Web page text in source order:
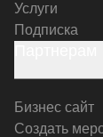
Услуги
Подписка
Бизнес сайт
Создать